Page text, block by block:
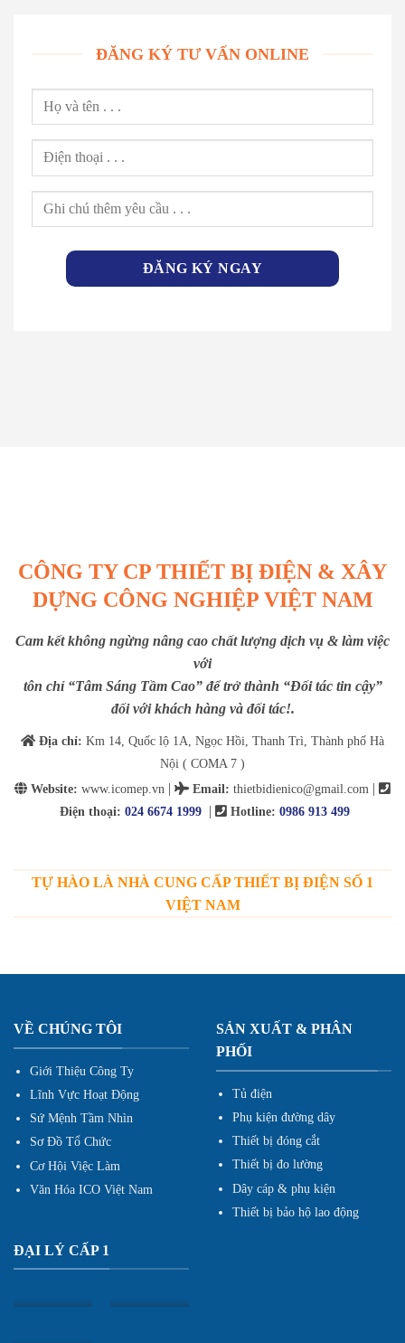
ĐĂNG KÝ TƯ VẤN ONLINE
CÔNG TY CP THIẾT BỊ ĐIỆN & XÂY
DỰNG CÔNG NGHIỆP VIỆT NAM
Cam kết không ngừng nâng cao chất lượng dịch vụ & làm việc
với
tôn chỉ “Tâm Sáng Tầm Cao” để trở thành “Đối tác tin cậy”
đối với khách hàng và đối tác!.
Địa chỉ: Km 14, Quốc lộ 1A, Ngọc Hồi, Thanh Trì, Thành phố Hà
Nội ( COMA 7 )
Website: www.icomep.vn | Email: thietbidienico@gmail.com |
Điện thoại: 024 6674 1999 | Hotline: 0986 913 499
TỰ HÀO LÀ NHÀ CUNG CẤP THIẾT BỊ ĐIỆN SỐ 1
VIỆT NAM
VỀ CHÚNG TÔI
Giới Thiệu Công Ty
Lĩnh Vực Hoạt Động
Sứ Mệnh Tầm Nhìn
Sơ Đồ Tổ Chức
Cơ Hội Việc Làm
Văn Hóa ICO Việt Nam
SẢN XUẤT & PHÂN
PHỐI
Tủ điện
Phụ kiện đường dây
Thiết bị đóng cắt
Thiết bị đo lường
Dây cáp & phụ kiện
Thiết bị bảo hộ lao động
ĐẠI LÝ CẤP 1